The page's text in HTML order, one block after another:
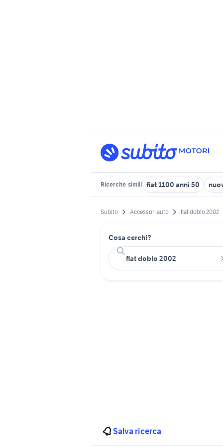
Ricerche simili fiat 1100 anni 50
Subito Accessori auto fiat doblo 2002
Cosa cerchi?
Salva ricerca